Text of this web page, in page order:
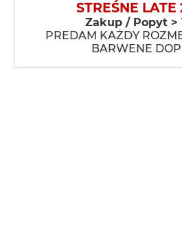
STREŚNE LATE
Zakup / Popyt >
PREDAM KAŻDY
BARWENE